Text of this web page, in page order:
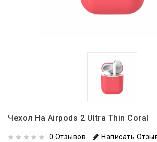
Чехол На Airpods 2 Ultra Thin Coral
0 Отзывов Написать